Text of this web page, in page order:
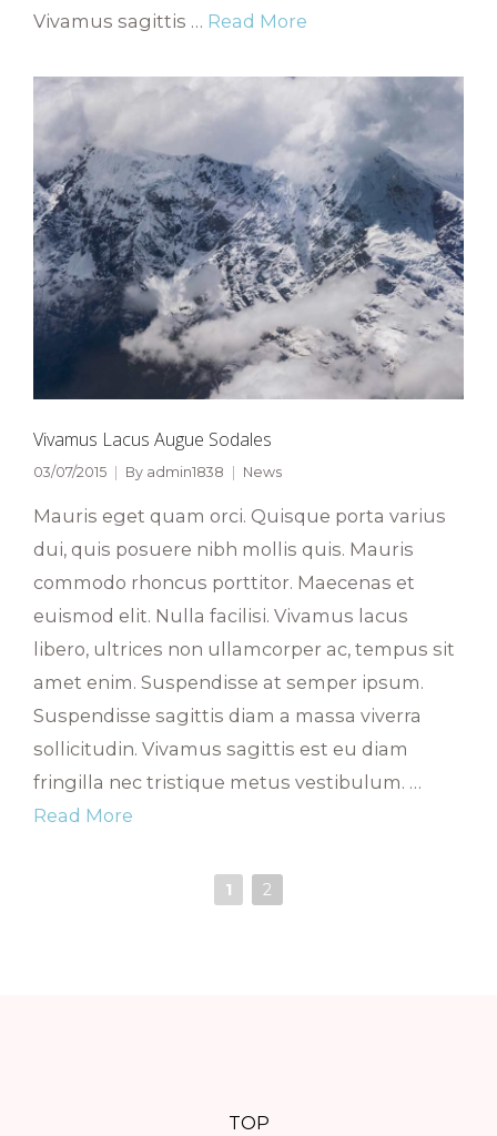
Vivamus sagittis … Read More
Vivamus Lacus Augue Sodales
03/07/2015 By admin1838 News
Mauris eget quam orci. Quisque porta varius
dui, quis posuere nibh mollis quis. Mauris
commodo rhoncus porttitor. Maecenas et
euismod elit. Nulla facilisi. Vivamus lacus
libero, ultrices non ullamcorper ac, tempus sit
amet enim. Suspendisse at semper ipsum.
Suspendisse sagittis diam a massa viverra
sollicitudin. Vivamus sagittis est eu diam
fringilla nec tristique metus vestibulum. …
Read More
1 2
TOP